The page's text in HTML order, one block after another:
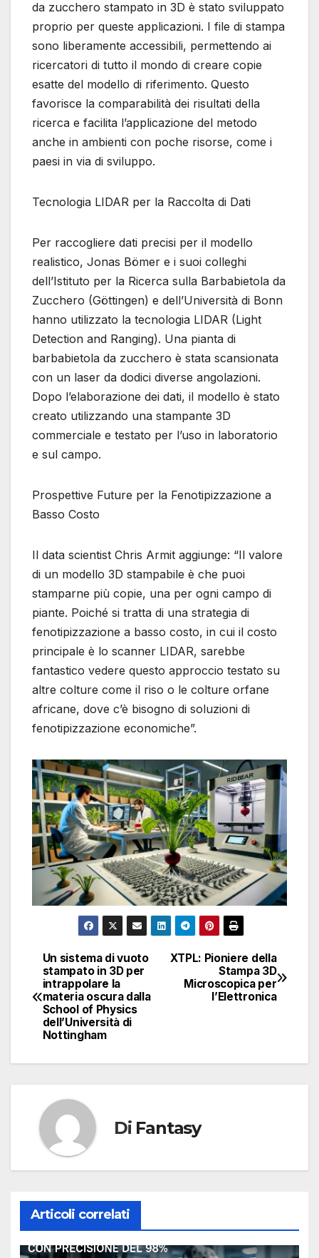
da zucchero stampato in 3D è stato sviluppato
proprio per queste applicazioni. I file di stampa
sono liberamente accessibili, permettendo ai
ricercatori di tutto il mondo di creare copie
esatte del modello di riferimento. Questo
favorisce la comparabilità dei risultati della
ricerca e facilita l’applicazione del metodo
anche in ambienti con poche risorse, come i
paesi in via di sviluppo.
Tecnologia LIDAR per la Raccolta di Dati
Per raccogliere dati precisi per il modello
realistico, Jonas Bömer e i suoi colleghi
dell’Istituto per la Ricerca sulla Barbabietola da
Zucchero (Göttingen) e dell’Università di Bonn
hanno utilizzato la tecnologia LIDAR (Light
Detection and Ranging). Una pianta di
barbabietola da zucchero è stata scansionata
con un laser da dodici diverse angolazioni.
Dopo l’elaborazione dei dati, il modello è stato
creato utilizzando una stampante 3D
commerciale e testato per l’uso in laboratorio
e sul campo.
Prospettive Future per la Fenotipizzazione a
Basso Costo
Il data scientist Chris Armit aggiunge: “Il valore
di un modello 3D stampabile è che puoi
stamparne più copie, una per ogni campo di
piante. Poiché si tratta di una strategia di
fenotipizzazione a basso costo, in cui il costo
principale è lo scanner LIDAR, sarebbe
fantastico vedere questo approccio testato su
altre colture come il riso o le colture orfane
africane, dove c’è bisogno di soluzioni di
fenotipizzazione economiche”.
Navigazione
articoli
XTPL: Pioniere della
Stampa 3D
Microscopica per
l’Elettronica
Un sistema di vuoto
stampato in 3D per
intrappolare la
materia oscura dalla
School of Physics
dell’Università di
Nottingham
Di Fantasy
Articoli correlati